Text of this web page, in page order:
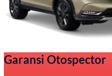
Garansi Otospector